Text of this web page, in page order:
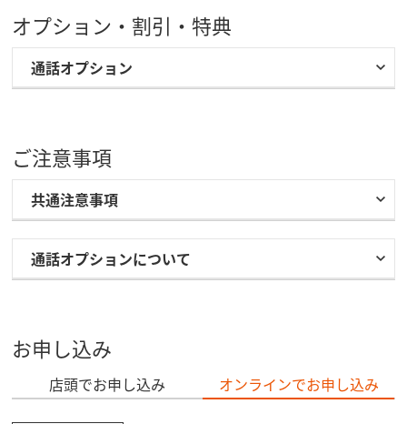
オプション・割引・特典
通話オプション
ご注意事項
共通注意事項
通話オプションについて
お申し込み
店頭でお申し込み オンラインでお申し込み